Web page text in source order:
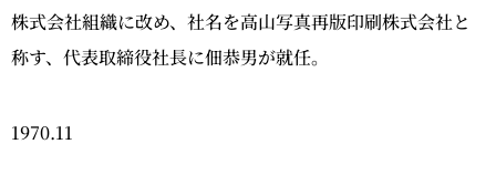
株式会社組織に改め、社名を高山写真再版印刷株式会社と
称す、代表取締役社長に佃恭男が就任。
1970.11